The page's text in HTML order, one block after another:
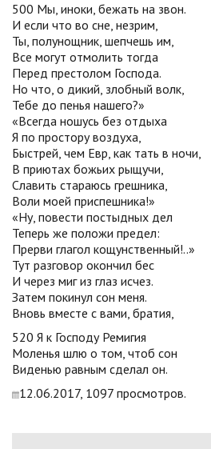
500 Мы, иноки, бежать на звон.
И если что во сне, незрим,
Ты, полунощник, шепчешь им,
Все могут отмолить тогда
Перед престолом Господа.
Но что, о дикий, злобный волк,
Тебе до пенья нашего?»
«Всегда ношусь без отдыха
Я по простору воздуха,
Быстрей, чем Евр, как тать в ночи,
В приютах божьих рыщучи,
Славить стараюсь грешника,
Воли моей приспешника!»
«Ну, повести постыдных дел
Теперь же положи предел:
Прерви глагол кощунственный!..»
Тут разговор окончил бес
И через миг из глаз исчез.
Затем покинул сон меня.
Вновь вместе с вами, братия,
520 Я к Господу Ремигия
Моленья шлю о том, чтоб сон
Виденью равным сделал он.
12.06.2017, 1097 просмотров.